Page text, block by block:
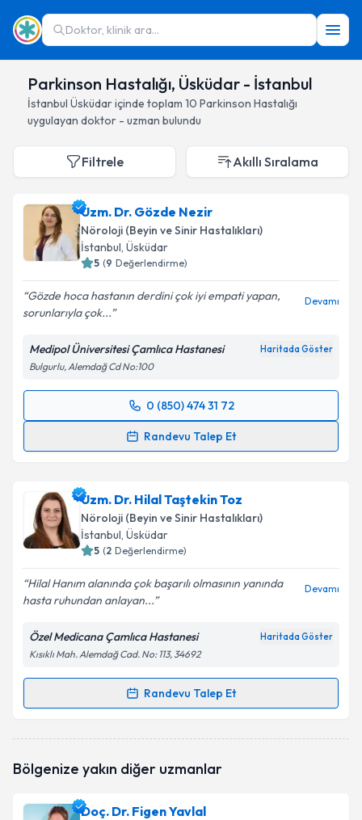
Doktor, klinik ara...
Parkinson Hastalığı, Üsküdar - İstanbul
İstanbul Üsküdariçinde toplam 10 Parkinson Hastalığı
uygulayan doktor - uzman bulundu
Filtrele Akıllı Sıralama
Uzm. Dr. Gözde Nezir
Nöroloji (Beyin ve Sinir Hastalıkları)
İstanbul, Üsküdar
5 (9 Değerlendirme)
Gözde hoca hastanın derdini çok iyi empati yapan,
sorunlarıyla çok...
Devamı
Medipol Üniversitesi Çamlıca Hastanesi Haritada Göster
Bulgurlu, Alemdağ Cd No:100
0 (850) 474 31 72
Randevu Talep Et
Randevu Takvimi Talebi
takvim hazırlandığında e-posta ile bilgilendireceğiz.
E-posta Adresiniz
Kişisel verilerimin işlenmesine ilişkin
kapsamda işlenmesini kabul ediyorum.
Takvim Talebini Gönder
Uzm. Dr. Hilal Taştekin Toz
Nöroloji (Beyin ve Sinir Hastalıkları)
İstanbul, Üsküdar
5 (2 Değerlendirme)
Hilal Hanım alanında çok başarılı olmasının yanında
hasta ruhundan anlayan...
Devamı
Özel Medicana Çamlıca Hastanesi Haritada Göster
Kısıklı Mah. Alemdağ Cad. No: 113, 34692
Randevu Talep Et
Randevu Takvimi Talebi
talebi oluşturun. Size bu uzmandan randevu almanız
bilgilendireceğiz.
Bölgenize yakın diğer uzmanlar
Doç. Dr. Figen Yavlal